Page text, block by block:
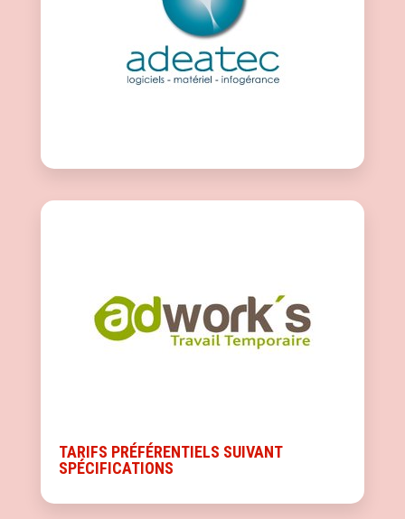
TARIFS PRÉFÉRENTIELS SUIVANT
SPÉCIFICATIONS